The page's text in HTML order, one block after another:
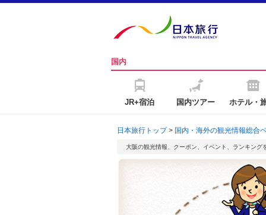
国内
JR+宿泊 国内ツアー ホテル・
日本旅行トップ> 国内・海外の観光情報総合
大阪の観光情報、クーポン、イベント、ランキング